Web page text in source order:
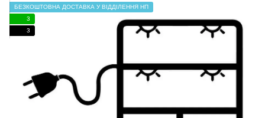
БЕЗКОШТОВНА ДОСТАВКА У ВІДДІЛЕННЯ НП
3
3